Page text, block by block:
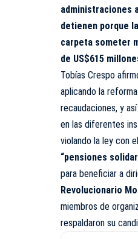
administraciones
detienen porque
carpeta someter
de US$615
Tobías Crespo
aplicando la
recaudaciones, y
en las diferentes
violando la ley con
“pensiones
para beneficiar a
Revolucionario
miembros de
respaldaron su